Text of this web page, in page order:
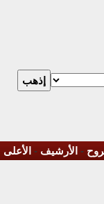
- الأرشيف - الأعلى